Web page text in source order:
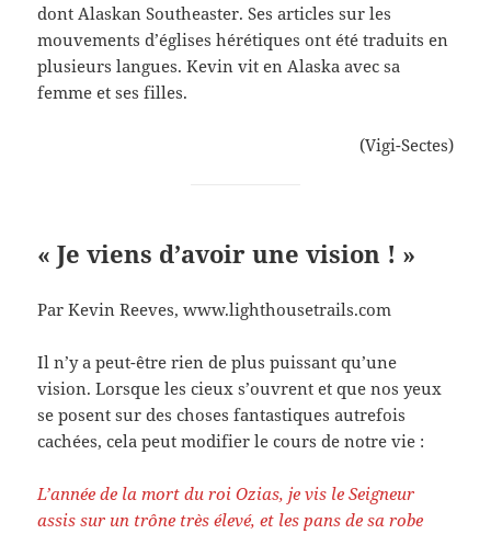
dont Alaskan Southeaster. Ses articles sur les
mouvements d’églises hérétiques ont été traduits en
plusieurs langues. Kevin vit en Alaska avec sa
femme et ses filles.
(Vigi-Sectes)
« Je viens d’avoir une vision ! »
Par Kevin Reeves, www.lighthousetrails.com
Il n’y a peut-être rien de plus puissant qu’une
vision. Lorsque les cieux s’ouvrent et que nos yeux
se posent sur des choses fantastiques autrefois
cachées, cela peut modifier le cours de notre vie :
L’année de la mort du roi Ozias, je vis le Seigneur
assis sur un trône très élevé, et les pans de sa robe